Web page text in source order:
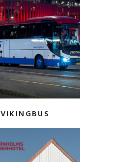
VIKINGBUS